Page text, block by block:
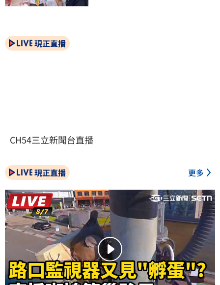
現正直播
CH54三立新聞台直播
現正直播 更多